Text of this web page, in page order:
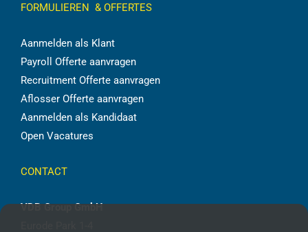
FORMULIEREN & OFFERTES
Aanmelden als Klant
Payroll Offerte aanvragen
Recruitment Offerte aanvragen
Aflosser Offerte aanvragen
Aanmelden als Kandidaat
Open Vacatures
CONTACT
VDB Group GmbH